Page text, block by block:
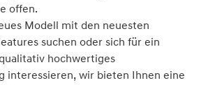
offen.
Modell mit den neuesten
suchen oder sich für ein
hochwertiges
interessieren, wir bieten Ihnen eine